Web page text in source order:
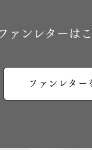
ァンレターは
ファンレター